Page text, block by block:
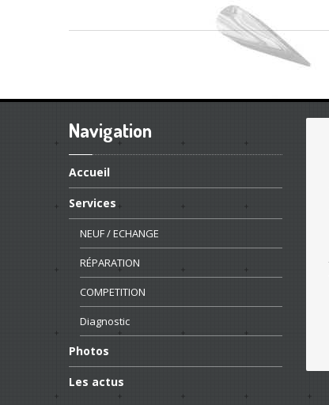
Navigation
Accueil
Services
NEUF/ ECHANGE
RÉPARATION
COMPETITION
Diagnostic
Photos
Les actus